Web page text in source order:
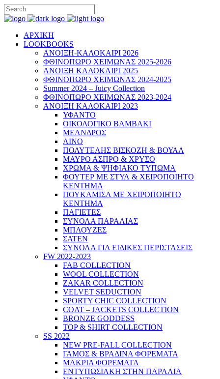
ΑΡΧΙΚΗ
LOOKBOOKS
ΑΝΟΙΞΗ-ΚΑΛΟΚΑΙΡΙ 2026
ΦΘΙΝΟΠΩΡΟ ΧΕΙΜΩΝΑΣ 2025-2026
ΑΝΟΙΞΗ ΚΑΛΟΚΑΙΡΙ 2025
ΦΘΙΝΟΠΩΡΟ ΧΕΙΜΩΝΑΣ 2024-2025
Summer 2024 – Juicy Collection
ΦΘΙΝΟΠΩΡΟ ΧΕΙΜΩΝΑΣ 2023-2024
ΑΝΟΙΞΗ ΚΑΛΟΚΑΙΡΙ 2023
ΥΦΑΝΤΟ
ΟΙΚΟΛΟΓΙΚΟ ΒΑΜΒΑΚΙ
ΜΕΑΝΔΡΟΣ
ΛΙΝΟ
ΠΟΛΥΤΕΛΗΣ ΒΙΣΚΟΖΗ & ΒΟΥΑΛ
ΜΑΥΡΟ ΑΣΠΡΟ & ΧΡΥΣΟ
ΧΡΩΜΑ & ΨΗΦΙΑΚΟ ΤΥΠΩΜΑ
ΦΟΥΤΕΡ ΜΕ ΣΤΥΛ & ΧΕΙΡΟΠΟΙΗΤΟ
ΚΕΝΤΗΜΑ
ΠΟΥΚΑΜΙΣΑ ΜΕ ΧΕΙΡΟΠΟΙΗΤΟ
ΚΕΝΤΗΜΑ
ΠΑΓΙΕΤΕΣ
ΣΥΝΟΛΑ ΠΑΡΑΛΙΑΣ
ΜΠΛΟΥΖΕΣ
ΣΑΤΕΝ
ΣΥΝΟΛΑ ΓΙΑ ΕΙΔΙΚΕΣ ΠΕΡΙΣΤΑΣΕΙΣ
FW 2022-2023
FAB COLLECTION
WOOL COLLECTION
ZAKAR COLLECTION
VELVET SEDUCTION
SPORTY CHIC COLLECTION
COAT – JACKETS COLLECTION
BRONZE GODDESS
TOP & SHIRT COLLECTION
SS 2022
NEW PRE-FALL COLLECTION
ΓΑΜΟΣ & ΒΡΑΔΙΝΑ ΦΟΡΕΜΑΤΑ
ΜΑΚΡΙΑ ΦΟΡΕΜΑΤΑ
ΕΝΤΥΠΩΣΙΑΚΗ ΣΤΗΝ ΠΑΡΑΛΙΑ